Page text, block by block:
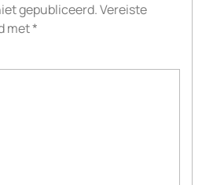
gepubliceerd.Vereiste
met*